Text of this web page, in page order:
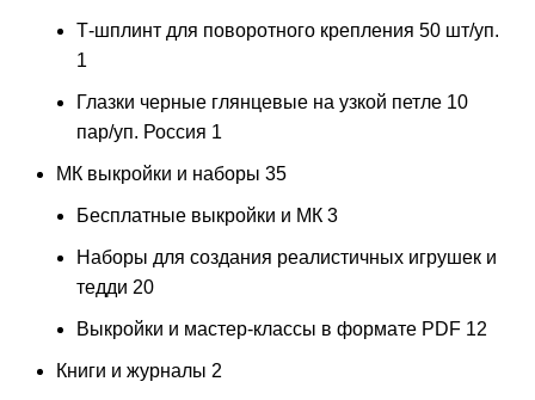
Т-шплинт для поворотного крепления 50 шт/уп.
1
Глазки черные глянцевые на узкой петле 10
пар/уп. Россия 1
МК выкройки и наборы 35
Бесплатные выкройки и МК 3
Наборы для создания реалистичных игрушек и
тедди 20
Выкройки и мастер-классы в формате PDF 12
Книги и журналы 2